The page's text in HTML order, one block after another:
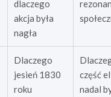
dlaczego
akcja była
nagła
Dlaczego
jesień 1830
roku
część
nadal